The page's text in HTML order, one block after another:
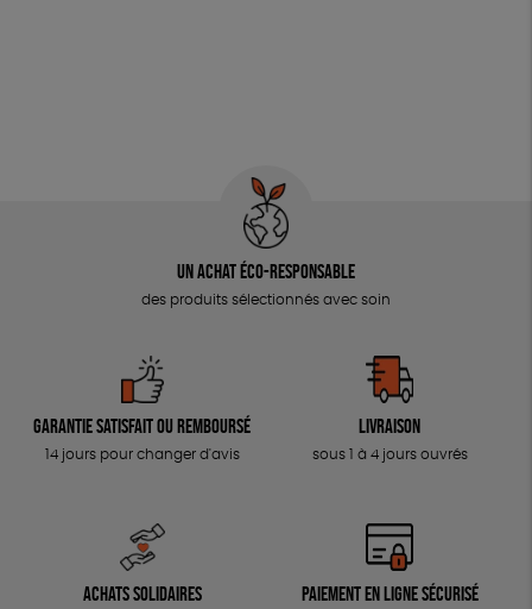
Un achat éco-responsable
des produits sélectionnés avec soin
Garantie satisfait ou remboursé
14 jours pour changer d'avis
Livraison
sous 1 à 4 jours ouvrés
Achats solidaires Paiement en ligne sécurisé